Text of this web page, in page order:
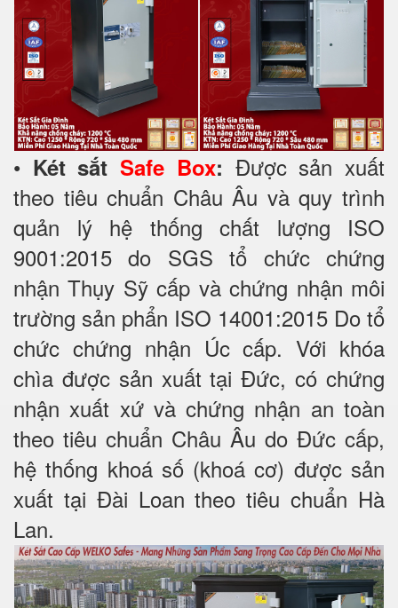
• Két sắtSafe Box: Được sản xuất
theo tiêu chuẩn Châu Âu và quy trình
quản lý hệ thống chất lượng ISO
9001:2015 do SGS tổ chức chứng
nhận Thụy Sỹ cấp và chứng nhận môi
trường sản phẩn ISO 14001:2015 Do tổ
chức chứng nhận Úc cấp. Với khóa
chìa được sản xuất tại Đức, có chứng
nhận xuất xứ và chứng nhận an toàn
theo tiêu chuẩn Châu Âu do Đức cấp,
hệ thống khoá số (khoá cơ) được sản
xuất tại Đài Loan theo tiêu chuẩn Hà
Lan.